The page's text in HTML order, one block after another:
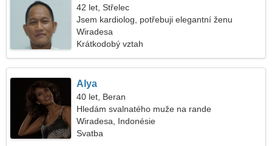
42 let, Střelec
Jsem kardiolog, potřebuji elegantní ženu
Wiradesa
Krátkodobý vztah
Alya
40 let, Beran
Hledám svalnatého muže na rande
Wiradesa, Indonésie
Svatba